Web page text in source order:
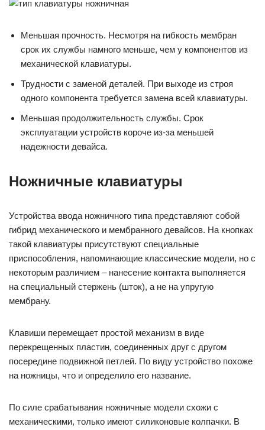
Меньшая прочность. Несмотря на гибкость мембран
срок их службы намного меньше, чем у компонентов из
механической клавиатуры.
Трудности с заменой деталей. При выходе из строя
одного компонента требуется замена всей клавиатуры.
Меньшая продолжительность службы. Срок
эксплуатации устройств короче из-за меньшей
надежности девайса.
Ножничные клавиатуры
Устройства ввода ножничного типа представляют собой
гибрид механического и мембранного девайсов. На кнопках
такой клавиатуры присутствуют специальные
приспособления, напоминающие классические модели, но с
некоторым различием – нанесение контакта выполняется
на специальный стержень (шток), а не на упругую
мембрану.
Клавиши перемещает простой механизм в виде
перекрещенных пластин, соединенных друг с другом
посередине подвижной петлей. По виду устройство похоже
на ножницы, что и определило его название.
По силе срабатывания ножничные модели схожи с
механическими, только имеют силиконовые колпачки. В